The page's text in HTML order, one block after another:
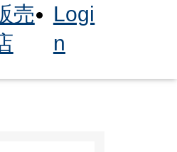
売
Logi
n